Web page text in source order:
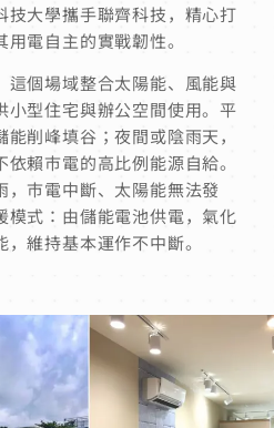
技大學攜手聯齊科技，精心打
電自主的實戰韌性。
這個場域整合太陽能、風能與
小型住宅與辦公空間使用。平
削峰填谷；夜間或陰雨天，
賴市電的高比例能源自給。
，市電中斷、太陽能無法發
模式：由儲能電池供電，氣化
維持基本運作不中斷。